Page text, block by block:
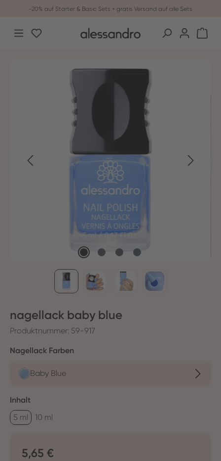
Zum Hauptinhalt springen
-20% auf Starter & Basic Sets + gratis Versand auf alle Sets
Du hast 0 Produkte auf dem Merkzettel
nagellack baby blue
Produktnummer: 59-917
Nagellack Farben
Baby Blue
Inhaltauswählen
5 ml
10 ml
Regulärer Preis:
5,65 €